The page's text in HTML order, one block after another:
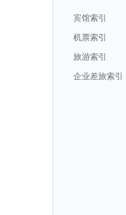
宾馆索引
机票索引
旅游索引
企业差旅索引